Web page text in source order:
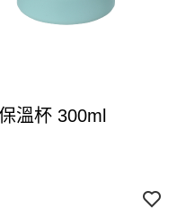
溫杯 300ml